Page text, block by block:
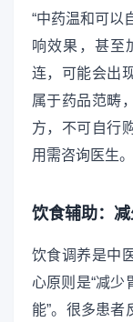
“中药温和可以
响效果，甚至
连，可能会出
属于药品范畴
方，不可自行
用需咨询医生。
饮食辅助：
饮食调养是中
心原则是“减少
能”。很多患者